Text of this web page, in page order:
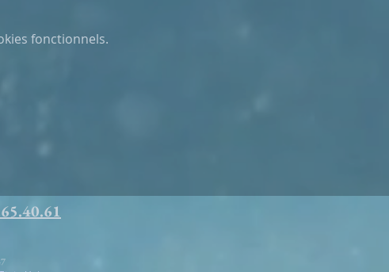
fonctionnels.